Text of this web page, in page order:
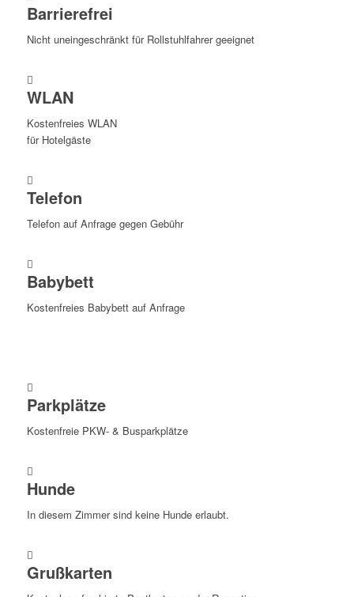
Barrierefrei
Nicht uneingeschränkt für Rollstuhlfahrer geeignet
WLAN
Kostenfreies WLAN
für Hotelgäste
Telefon
Telefon auf Anfrage gegen Gebühr
Babybett
Kostenfreies Babybett auf Anfrage
Parkplätze
Kostenfreie PKW- & Busparkplätze
Hunde
In diesem Zimmer sind keine Hunde erlaubt.
Grußkarten